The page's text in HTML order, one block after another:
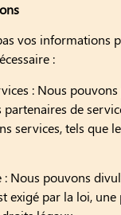
vos informations
:
: Nous
de
services, tels que
Nous pouvons
exigé par la loi,